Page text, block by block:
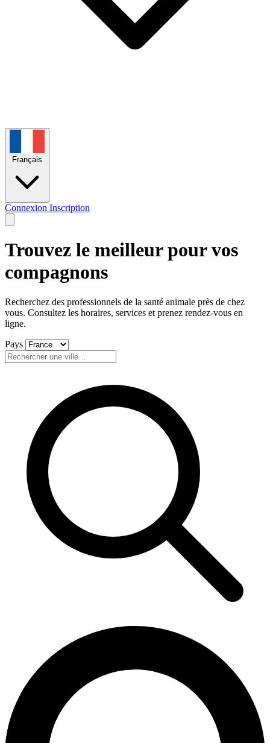
Français
Connexion Inscription
Trouvez le meilleur pourvos
compagnons
Recherchez des professionnels de la santé animale près de chez
vous. Consultez les horaires, services et prenez rendez-vous en
ligne.
Pays